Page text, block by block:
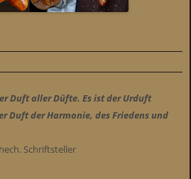
Duft aller Düfte. Es ist der Urduft
Duft der Harmonie, des Friedens und
Schriftsteller